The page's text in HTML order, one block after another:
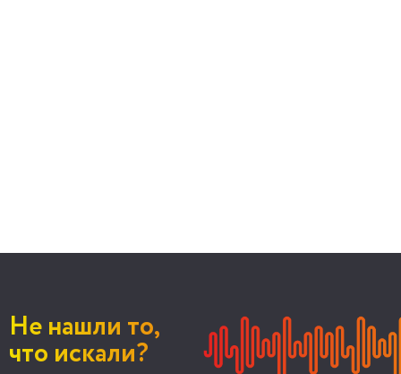
Не нашли то,
что искали?